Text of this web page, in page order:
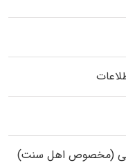
(مخصوص اهل سنت)